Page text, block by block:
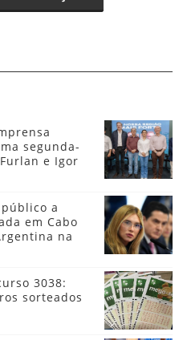
segunda-
e Igor
a
em Cabo
na
3038:
sorteados